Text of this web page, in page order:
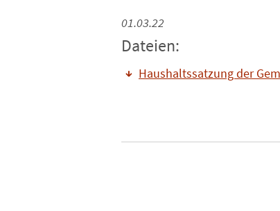
01.03.22
Dateien:
Haushaltssatzung der